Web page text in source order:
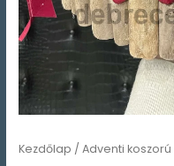
Kezdőlap /Adventi koszorú